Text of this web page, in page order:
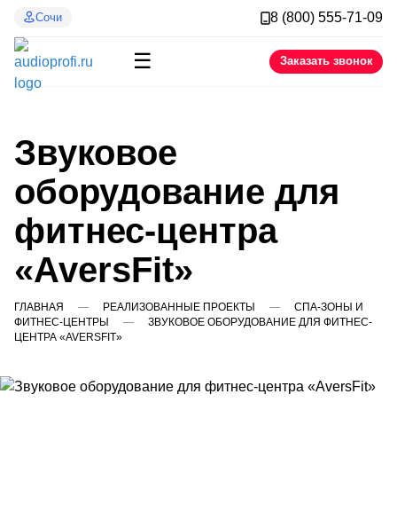
Сочи 8 (800) 555-71-09
☰ Заказать звонок
Звуковое
оборудование для
фитнес-центра
«AversFit»
ГЛАВНАЯ РЕАЛИЗОВАННЫЕ ПРОЕКТЫ
СПА-ЗОНЫ И
ФИТНЕС-ЦЕНТРЫ
ЗВУКОВОЕ ОБОРУДОВАНИЕ ДЛЯ ФИТНЕС-
ЦЕНТРА «AVERSFIT»